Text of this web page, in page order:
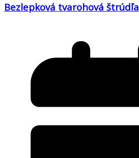
Bezlepková tvarohová štrúdľa